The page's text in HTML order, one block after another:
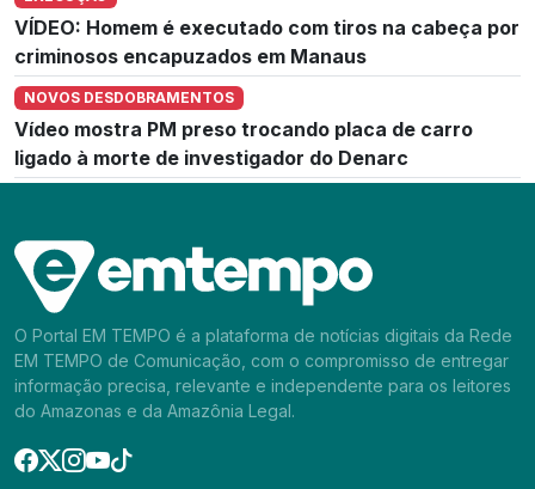
VÍDEO: Homem é executado com tiros na cabeça por
criminosos encapuzados em Manaus
NOVOS DESDOBRAMENTOS
Vídeo mostra PM preso trocando placa de carro
ligado à morte de investigador do Denarc
O Portal EM TEMPO é a plataforma de notícias digitais da Rede
EM TEMPO de Comunicação, com o compromisso de entregar
informação precisa, relevante e independente para os leitores
do Amazonas e da Amazônia Legal.